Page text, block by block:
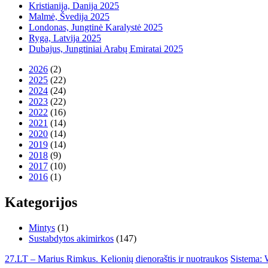
Kristianija, Danija 2025
Malmė, Švedija 2025
Londonas, Jungtinė Karalystė 2025
Ryga, Latvija 2025
Dubajus, Jungtiniai Arabų Emiratai 2025
2026 (2)
2025 (22)
2024 (24)
2023 (22)
2022 (16)
2021 (14)
2020 (14)
2019 (14)
2018 (9)
2017 (10)
2016 (1)
Kategorijos
Mintys (1)
Sustabdytos akimirkos (147)
27.LT – Marius Rimkus. Kelionių dienoraštis ir nuotraukos Sistema: